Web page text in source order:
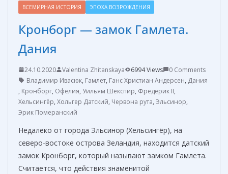
ВСЕМИРНАЯ ИСТОРИЯ ЭПОХА ВОЗРОЖДЕНИЯ
Кронборг — замок Гамлета.
Дания
24.10.2020 Valentina Zhitanskaya 6994 Views
0 Comments
Владимир Ивасюк, Гамлет, Ганс Христиан Андерсен, Дания
, Кронборг, Офелия, Уильям Шекспир, Фредерик II,
Хельсингёр, Хольгер Датский, Червона рута, Эльсинор,
Эрик Померанский
Недалеко от города Эльсинор (Хельсингёр), на
северо-востоке острова Зеландия, находится датский
замок Кронборг, который называют замком Гамлета.
Считается, что действия знаменитой